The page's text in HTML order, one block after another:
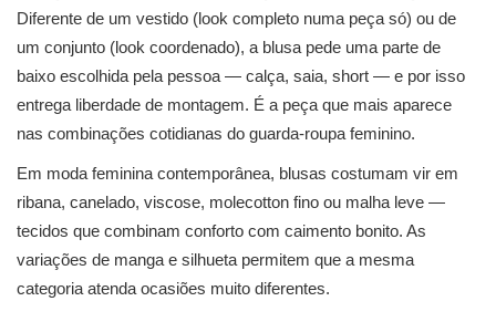
Diferente de um vestido (look completo numa peça só) ou de
um conjunto (look coordenado), a blusa pede uma parte de
baixo escolhida pela pessoa — calça, saia, short — e por isso
entrega liberdade de montagem. É a peça que mais aparece
nas combinações cotidianas do guarda-roupa feminino.
Em moda feminina contemporânea, blusas costumam vir em
ribana, canelado, viscose, molecotton fino ou malha leve —
tecidos que combinam conforto com caimento bonito. As
variações de manga e silhueta permitem que a mesma
categoria atenda ocasiões muito diferentes.